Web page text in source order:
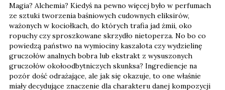
Magia? Alchemia? Kiedyś na pewno więcej było w perfumach
ze sztuki tworzenia baśniowych cudownych eliksirów,
ważonych w kociołkach, do których trafia jad żmii, oko
ropuchy czy sproszkowane skrzydło nietoperza. No bo co
powiedzą państwo na wymiociny kaszalota czy wydzielinę
gruczołów analnych bobra lub ekstrakt z wysuszonych
gruczołów okołoodbytniczych skunksa? Ingrediencje na
pozór dość odrażające, ale jak się okazuje, to one właśnie
miały decydujące znaczenie dla charakteru danej kompozycji